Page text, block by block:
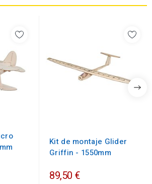
Kit de montaje Glider
Griffin - 1550mm
89,50 €